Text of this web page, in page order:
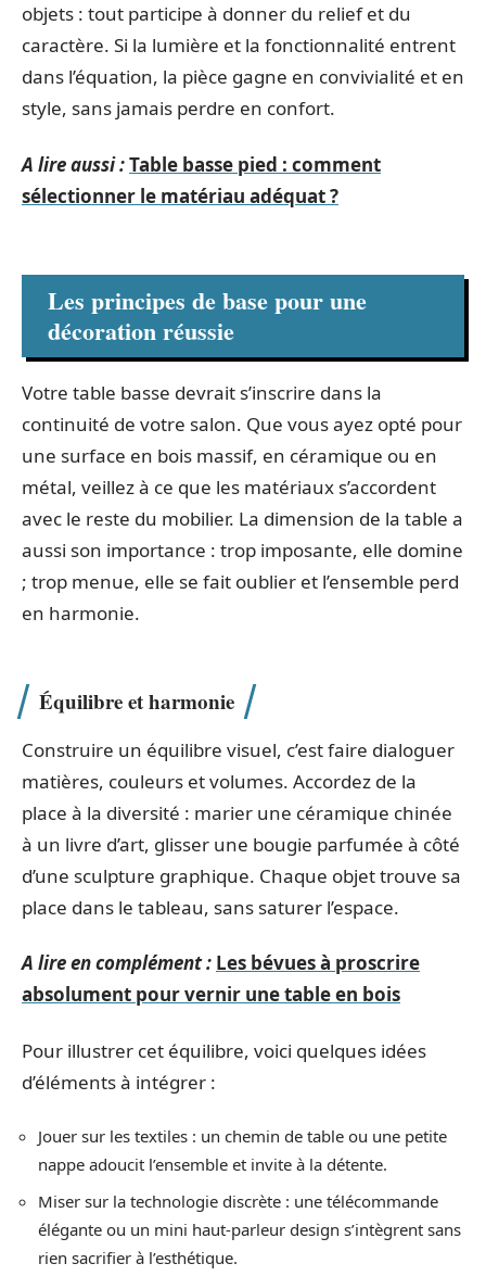
objets : tout participe à donner du relief et du
caractère. Si la lumière et la fonctionnalité entrent
dans l’équation, la pièce gagne en convivialité et en
style, sans jamais perdre en confort.
A lire aussi :Table basse pied : comment
sélectionner le matériau adéquat ?
Les principes de base pour une
décoration réussie
Votre table basse devrait s’inscrire dans la
continuité de votre salon. Que vous ayez opté pour
une surface en bois massif, en céramique ou en
métal, veillez à ce que les matériaux s’accordent
avec le reste du mobilier. La dimension de la table a
aussi son importance : trop imposante, elle domine
; trop menue, elle se fait oublier et l’ensemble perd
en harmonie.
Équilibre et harmonie
Construire un équilibre visuel, c’est faire dialoguer
matières, couleurs et volumes. Accordez de la
place à la diversité : marier une céramique chinée
à un livre d’art, glisser une bougie parfumée à côté
d’une sculpture graphique. Chaque objet trouve sa
place dans le tableau, sans saturer l’espace.
A lire en complément : Les bévues à proscrire
absolument pour vernir une table en bois
Pour illustrer cet équilibre, voici quelques idées
d’éléments à intégrer :
Jouer sur les textiles : un chemin de table ou une petite
nappe adoucit l’ensemble et invite à la détente.
Miser sur la technologie discrète : une télécommande
élégante ou un mini haut-parleur design s’intègrent sans
rien sacrifier à l’esthétique.